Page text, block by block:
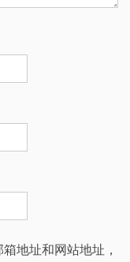
地址和网站地址，